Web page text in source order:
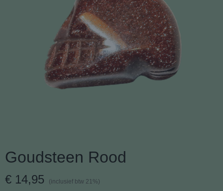
Goudsteen Rood
€ 14,95 (inclusief btw 21%)